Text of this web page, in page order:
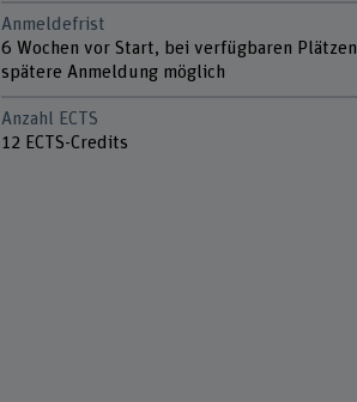
Anmeldefrist
6 Wochen vor Start, bei verfügbaren Plätzen
spätere Anmeldung möglich
Anzahl ECTS
12 ECTS-Credits